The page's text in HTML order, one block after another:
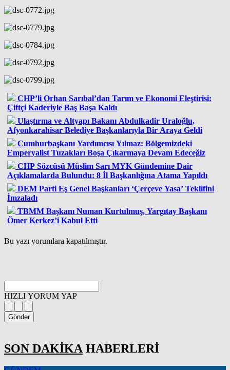
CHP’li Orhan Sarıbal’dan Tarım ve Ekonomi Eleştirisi:
Çiftçi Kaderiyle Baş Başa Kaldı
Ulaştırma ve Altyapı Bakanı Abdulkadir Uraloğlu,
Afyonkarahisar Belediye Başkanlarıyla Bir Araya Geldi
Cumhurbaşkanı Yardımcısı Yılmaz: Bölgemizdeki
Emperyalist Tuzakları Boşa Çıkarmaya Devam Edeceğiz
CHP Sözcüsü Müslim Sarı MYK Gündemine Dair
Açıklamalarda Bulundu: 8 İl Başkanlığına Atama Yapıldı
DEM Parti Eş Genel Başkanları ‘Çerçeve Yasa’ Teklifini
İmzaladı
TBMM Başkanı Numan Kurtulmuş, Yargıtay Başkanı
Ömer Kerkez’i Kabul Etti
Bu yazı yorumlara kapatılmıştır.
HIZLI YORUM YAP
Gönder
SON DAKİKA HABERLERİ